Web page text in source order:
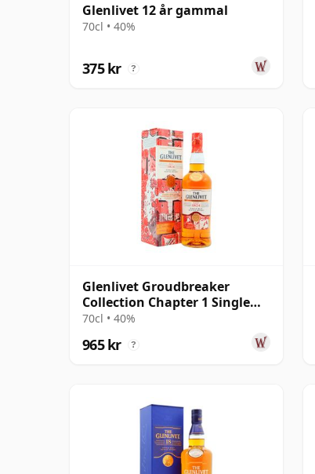
Glenlivet 12 år gammal
70cl • 40%
375 kr ?
Glenlivet Groudbreaker
Collection Chapter 1 Single
Malt Scot
70cl • 40%
965 kr ?